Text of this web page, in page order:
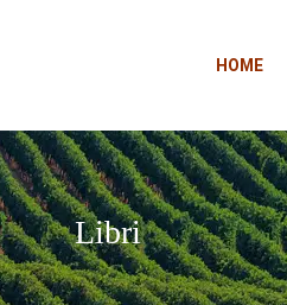
HOME
Libri